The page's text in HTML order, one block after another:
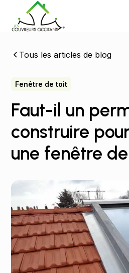
Tous les articles de blog
Fenêtre de toit
Faut-il un
construire
une fenêtre